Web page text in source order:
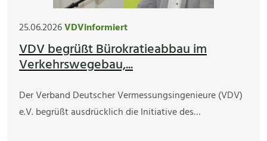
25.06.2026VDVinformiert
VDV begrüßt Bürokratieabbau im
Verkehrswegebau,...
Der Verband Deutscher Vermessungsingenieure (VDV)
e.V. begrüßt ausdrücklich die Initiative des…